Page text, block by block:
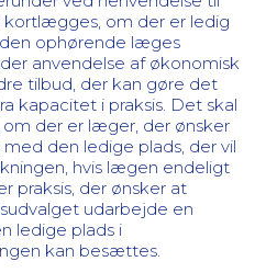
om der er ledig
ophørende læges
anvendelse af økonomisk
tilbud, der kan gøre det
kapacitet i praksis. Det skal
der er læger, der ønsker
den ledige plads, der vil
hvis lægen endeligt
praksis, der ønsker at
udarbejde en
ledige plads i
kan besættes.